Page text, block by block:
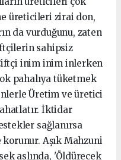
üreticileri zirai don,
da vurduğunu, zaten
sahipsiz
inim inim inlerken
pahalıya tüketmek
Üretim ve üretici
İktidar
sağlanırsa
Aşık Mahzuni
aslında, 'Öldürecek